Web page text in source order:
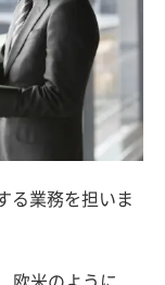
る業務を担いま